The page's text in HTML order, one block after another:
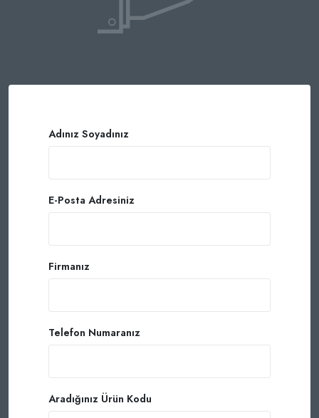
Adınız Soyadınız
E-Posta Adresiniz
Firmanız
Telefon Numaranız
Aradığınız Ürün Kodu